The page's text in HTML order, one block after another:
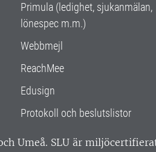
Primula (ledighet, sjukanmälan,
lönespec m.m.)
Webbmejl
ReachMee
Edusign
Protokoll och beslutslistor
Umeå. SLU är